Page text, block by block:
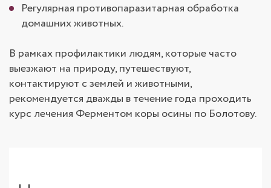
Регулярная противопаразитарная обработка
домашних животных.
В рамках профилактики людям, которые часто
выезжают на природу, путешествуют,
контактируют с землей и животными,
рекомендуется дважды в течение года проходить
курс лечения Ферментом коры осины по Болотову.